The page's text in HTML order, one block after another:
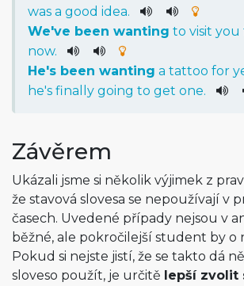
was a good idea.
We've been wanting to visit you
now.
He's been wanting a tattoo for
he's finally going to get one.
Závěrem
Ukázali jsme si několik výjimek z
že stavová slovesa se nepoužívají v
časech. Uvedené případy nejsou v
běžné, ale pokročilejší student by o
Pokud si nejste jistí, že se takto dá
sloveso použít, je určitě lepší zvolit